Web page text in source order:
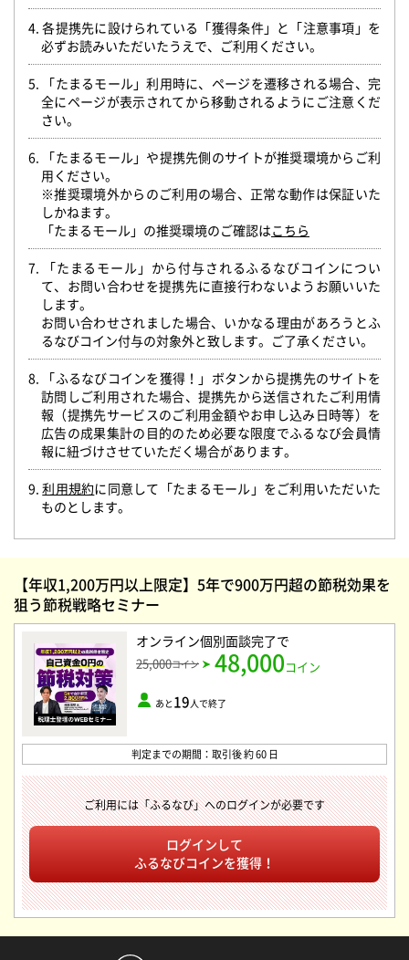
4. 各提携先に設けられている「獲得条件」と「注意事項」を
必ずお読みいただいたうえで、ご利用ください。
5. 「たまるモール」利用時に、ページを遷移される場合、完
全にページが表示されてから移動されるようにご注意くだ
さい。
6. 「たまるモール」や提携先側のサイトが推奨環境からご利
用ください。
※推奨環境外からのご利用の場合、正常な動作は保証いた
しかねます。
「たまるモール」の推奨環境のご確認はこちら
7. 「たまるモール」から付与されるふるなびコインについ
て、お問い合わせを提携先に直接行わないようお願いいた
します。
お問い合わせされました場合、いかなる理由があろうとふ
るなびコイン付与の対象外と致します。ご了承ください。
8. 「ふるなびコインを獲得！」ボタンから提携先のサイトを
訪問しご利用された場合、提携先から送信されたご利用情
報（提携先サービスのご利用金額やお申し込み日時等）を
広告の成果集計の目的のため必要な限度でふるなび会員情
報に紐づけさせていただく場合があります。
9.利用規約に同意して「たまるモール」をご利用いただいた
ものとします。
【年収1,200万円以上限定】5年で900万円超の節税効果を
狙う節税戦略セミナー
オンライン個別面談完了で
25,000コイン 48,000コイン
あと19人で終了
判定までの期間：取引後 約 60 日
ご利用には「ふるなび」へのログインが必要です
ログインして
ふるなびコインを獲得！